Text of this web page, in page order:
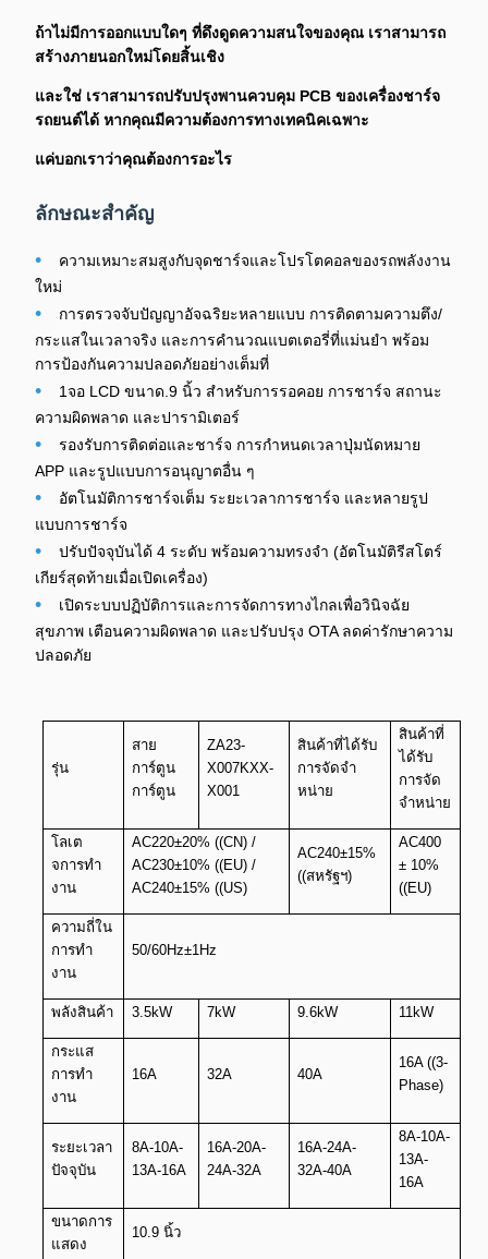
ถ้าไม่มีการออกแบบใดๆ ที่ดึงดูดความสนใจของคุณ เราสามารถ
สร้างภายนอกใหม่โดยสิ้นเชิง
และใช่ เราสามารถปรับปรุงพานควบคุม PCB ของเครื่องชาร์จ
รถยนต์ได้ หากคุณมีความต้องการทางเทคนิคเฉพาะ
แค่บอกเราว่าคุณต้องการอะไร
ลักษณะสําคัญ
•
ความเหมาะสมสูงกับจุดชาร์จและโปรโตคอลของรถพลังงาน
ใหม่
•
การตรวจจับปัญญาอัจฉริยะหลายแบบ การติดตามความตึง/
กระแสในเวลาจริง และการคํานวณแบตเตอรี่ที่แม่นยํา พร้อม
การป้องกันความปลอดภัยอย่างเต็มที่
•
1จอ LCD ขนาด.9 นิ้ว สําหรับการรอคอย การชาร์จ สถานะ
ความผิดพลาด และปารามิเตอร์
•
รองรับการติดต่อและชาร์จ การกําหนดเวลาปุ่มนัดหมาย
APP และรูปแบบการอนุญาตอื่น ๆ
•
อัตโนมัติการชาร์จเต็ม ระยะเวลาการชาร์จ และหลายรูป
แบบการชาร์จ
•
ปรับปัจจุบันได้ 4 ระดับ พร้อมความทรงจํา (อัตโนมัติรีสโตร์
เกียร์สุดท้ายเมื่อเปิดเครื่อง)
•
เปิดระบบปฏิบัติการและการจัดการทางไกลเพื่อวินิจฉัย
สุขภาพ เตือนความผิดพลาด และปรับปรุง OTA ลดค่ารักษาความ
ปลอดภัย
รุ่น
สาย
การ์ตูน
การ์ตูน
ZA23-
X007KXX-
X001
สินค้าที่ได้รับ
การจัดจํา
หน่าย
สินค้าที่
ได้รับ
การจัด
จําหน่าย
โลเต
จการทํา
งาน
AC220±20% ((CN) /
AC230±10% ((EU) /
AC240±15% ((US)
AC240±15%
((สหรัฐฯ)
AC400
± 10%
((EU)
ความถี่ใน
การทํา
งาน
50/60Hz±1Hz
พลังสินค้า 3.5kW 7kW 9.6kW 11kW
กระแส
การทํา
งาน
16A 32A 40A
16A ((3-
Phase)
ระยะเวลา
ปัจจุบัน
8A-10A-
13A-16A
16A-20A-
24A-32A
16A-24A-
32A-40A
8A-10A-
13A-
16A
ขนาดการ
แสดง
10.9 นิ้ว